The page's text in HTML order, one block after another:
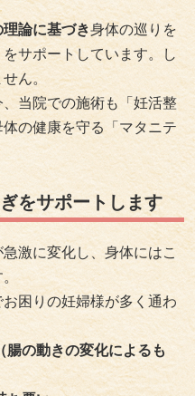
理論に基づき身体の巡りを
サポートしています。し
ん。
当院での施術も「妊活整
の健康を守る「マタニテ
をサポートします
激に変化し、身体にはこ
。
困りの妊婦様が多く通わ
腸の動きの変化によるも